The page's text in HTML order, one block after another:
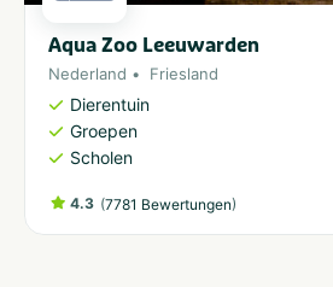
Aqua Zoo Leeuwarden
Nederland Friesland
Dierentuin
Groepen
Scholen
4.3 (7781 Bewertungen)